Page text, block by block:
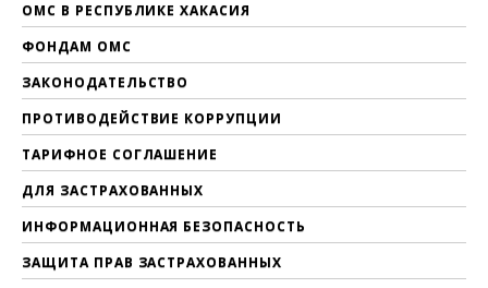
ОМС В РЕСПУБЛИКЕ ХАКАСИЯ
ФОНДАМ ОМС
ЗАКОНОДАТЕЛЬСТВО
ПРОТИВОДЕЙСТВИЕ КОРРУПЦИИ
ТАРИФНОЕ СОГЛАШЕНИЕ
ДЛЯ ЗАСТРАХОВАННЫХ
ИНФОРМАЦИОННАЯ БЕЗОПАСНОСТЬ
ЗАЩИТА ПРАВ ЗАСТРАХОВАННЫХ